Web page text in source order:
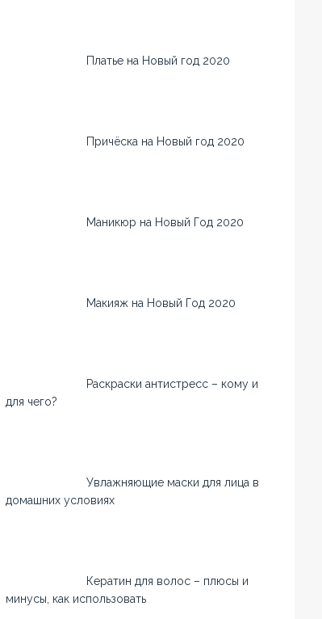
Платье на Новый год 2020
Причёска на Новый год 2020
Маникюр на Новый Год 2020
Макияж на Новый Год 2020
Раскраски антистресс – кому и
для чего?
Увлажняющие маски для лица в
домашних условиях
Кератин для волос – плюсы и
минусы, как использовать